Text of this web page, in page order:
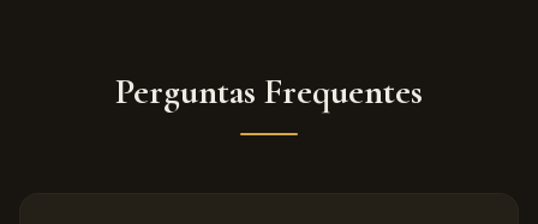
Perguntas Frequentes